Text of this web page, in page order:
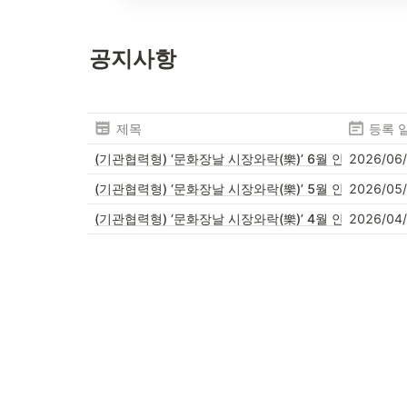
공지사항
제목
등록
(기관협력형) ‘문화장날 시장와락(樂)’ 6월 안내2026/
(기관협력형) ‘문화장날 시장와락(樂)’ 5월 안내2026/
(기관협력형) ‘문화장날 시장와락(樂)’ 4월 안내2026/